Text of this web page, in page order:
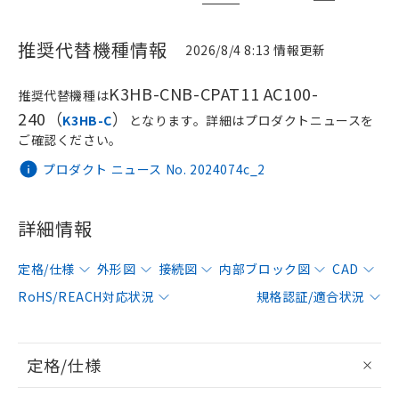
推奨代替機種情報 2026/8/4 8:13 情報更新
プロダクト ニュース No. 2024074c_2
推奨代替機種はK3HB-CNB-CPAT11 AC100-
240（K3HB-C）
となります。詳細はプロダクトニュースを
ご確認ください。
詳細情報
定格/仕様 外形図 接続図 内部ブロック図
CAD
RoHS/REACH対応状況
規格認証/適合状況
定格/仕様